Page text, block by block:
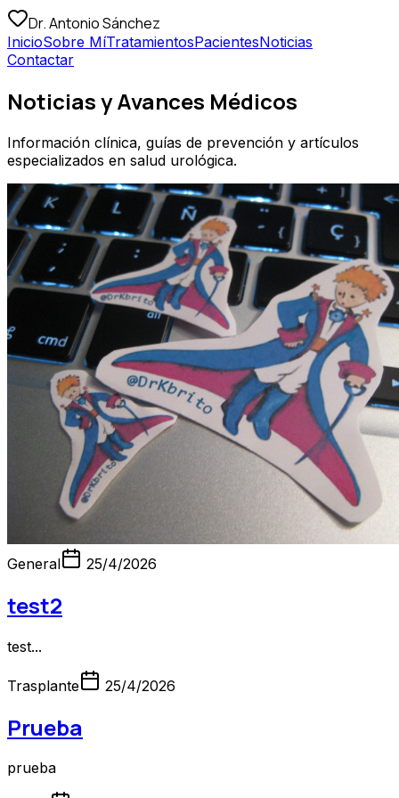
Dr. Antonio Sánchez
InicioSobre MíTratamientosPacientesNoticias
Contactar
Noticias y Avances Médicos
Información clínica, guías de prevención y artículos
especializados en salud urológica.
General 25/4/2026
test2
test...
Trasplante 25/4/2026
Prueba
prueba